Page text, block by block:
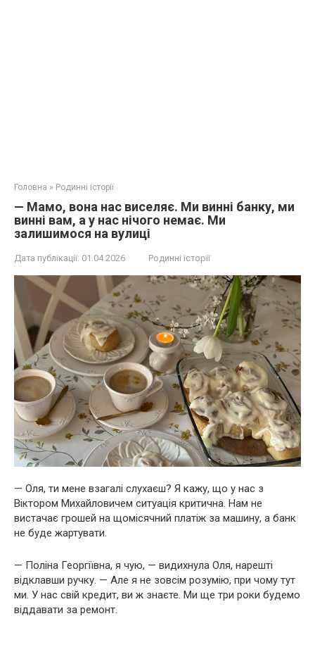
Головна » Родинні історії
— Мамо, вона нас виселяє. Ми винні банку, ми
винні вам, а у нас нічого немає. Ми
залишимося на вулиці
Дата публікації: 01.04.2026 Родинні історії
— Оля, ти мене взагалі слухаєш? Я кажу, що у нас з
Віктором Михайловичем ситуація критична. Нам не
вистачає грошей на щомісячний платіж за машину, а банк
не буде жартувати.
— Поліна Георгіївна, я чую, — видихнула Оля, нарешті
відклавши ручку. — Але я не зовсім розумію, при чому тут
ми. У нас свій кредит, ви ж знаєте. Ми ще три роки будемо
віддавати за ремонт.